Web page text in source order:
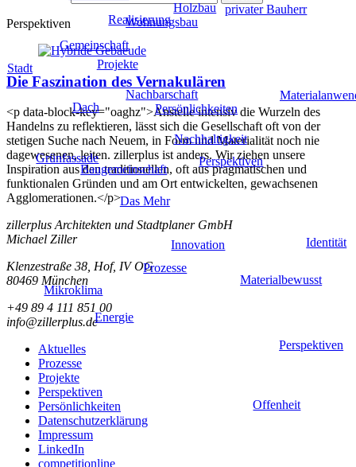
Perspektiven
Die Faszination des Vernakulären
<p data-block-key="oaghz">Anstelle intensiv die Wurzeln des
Handelns zu reflektieren, lässt sich die Gesellschaft oft von der
stetigen Suche nach Neuem, in Form und Materialität noch nie
dagewesenen, leiten. zillerplus ist anders. Wir ziehen unsere
Inspiration aus den traditionellen, oft aus pragmatischen und
funktionalen Gründen und am Ort entwickelten, gewachsenen
Agglomerationen.</p>
Perspektiven
Das Mehr
Nachbarschaft
Holzbau
Materialbewusst
Perspektiven
Identität
Offenheit
Projekte
Dach
Grünfassade
Wohnungsbau
Realisierung
Gemeinschaft
Stadt
Energie
Persönlichkeiten
Baugemeinschaft
privater Bauherr
Prozesse
Nachhaltigkeit
Innovation
Mikroklima
zillerplus Architekten und Stadtplaner GmbH
Michael Ziller
Klenzestraße 38, Hof, IV OG
80469 München
+49 89 4 111 851 00
info@zillerplus.de
Aktuelles
Prozesse
Projekte
Perspektiven
Persönlichkeiten
Datenschutzerklärung
Impressum
LinkedIn
competitionline